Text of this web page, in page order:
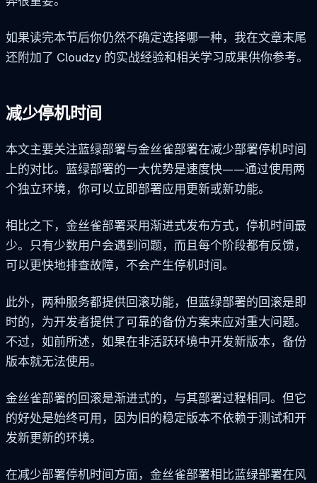
如果读完本节后你仍然不确定选择哪一种，我在文章末尾
还附加了 Cloudzy 的实战经验和相关学习成果供你参考。
减少停机时间
本文主要关注蓝绿部署与金丝雀部署在减少部署停机时间
上的对比。蓝绿部署的一大优势是速度快——通过使用两
个独立环境，你可以立即部署应用更新或新功能。
相比之下，金丝雀部署采用渐进式发布方式，停机时间最
少。只有少数用户会遇到问题，而且每个阶段都有反馈，
可以更快地排查故障，不会产生停机时间。
此外，两种服务都提供回滚功能，但蓝绿部署的回滚是即
时的，为开发者提供了可靠的备份方案来应对重大问题。
不过，如前所述，如果在非活跃环境中开发新版本，备份
版本就无法使用。
金丝雀部署的回滚是渐进式的，与其部署过程相同。但它
的好处是始终可用，因为旧的稳定版本不依赖于测试和开
发新更新的环境。
在减少部署停机时间方面，金丝雀部署相比蓝绿部署在风